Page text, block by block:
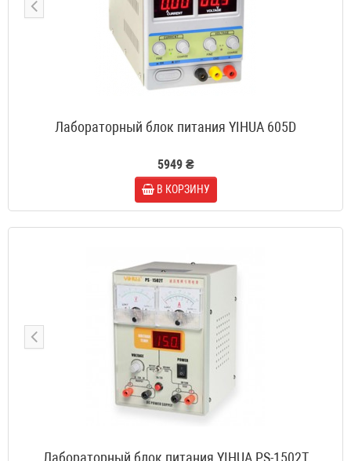
Лабораторный блок питания YIHUA 605D
5949 ₴
В КОРЗИНУ
Лабораторный блок питания YIHUA PS-1502T